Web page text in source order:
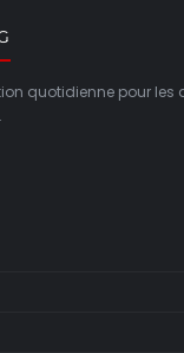
quotidienne pour les